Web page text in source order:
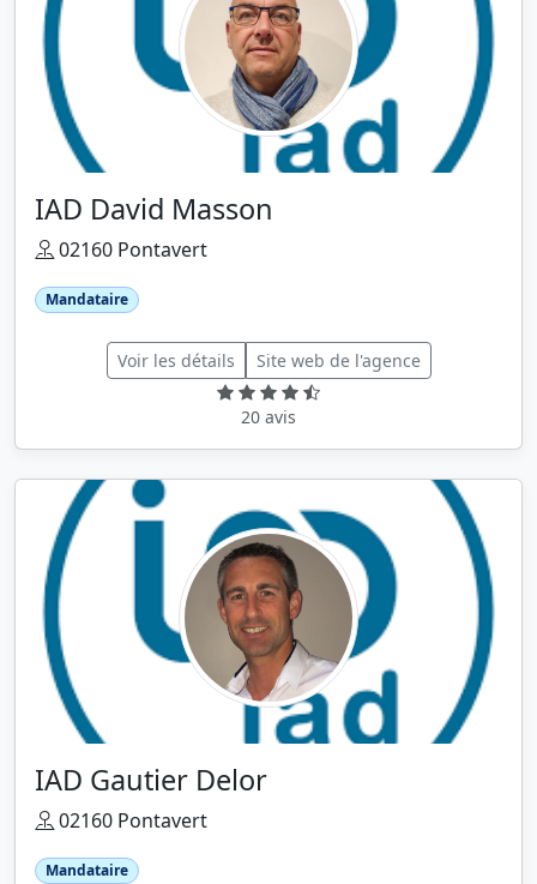
IAD David Masson
02160 Pontavert
Mandataire
Voir les détails Site web de l'agence
20 avis
IAD Gautier Delor
02160 Pontavert
Mandataire